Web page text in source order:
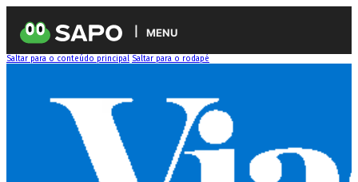
MENU
Saltar para o conteúdo principal Saltar para o rodapé